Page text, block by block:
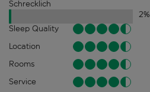
Schrecklich
2%
Sleep Quality
Location
Rooms
Service